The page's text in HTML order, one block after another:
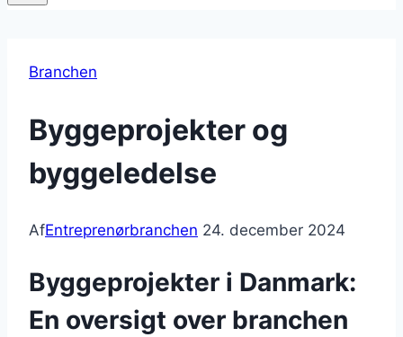
Branchen
Byggeprojekter og
byggeledelse
AfEntreprenørbranchen 24. december 2024
Byggeprojekter i Danmark:
En oversigt over branchen